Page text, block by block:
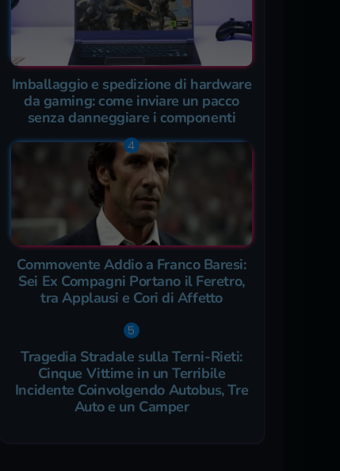
Imballaggio e spedizione di hardware
da gaming: come inviare un pacco
senza danneggiare i componenti
Commovente Addio a Franco Baresi:
Sei Ex Compagni Portano il Feretro,
tra Applausi e Cori di Affetto
Tragedia Stradale sulla Terni-Rieti:
Cinque Vittime in un Terribile
Incidente Coinvolgendo Autobus, Tre
Auto e un Camper